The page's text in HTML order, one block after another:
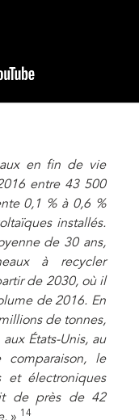
en fin de vie
entre 43 500
0,1 % à 0,6 %
installés.
de 30 ans,
à recycler
de 2030, où il
de 2016. En
de tonnes,
États-Unis, au
le
et électroniques
de près de 42
14